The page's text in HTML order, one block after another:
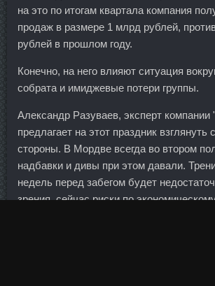
на это по итогам квартала компания
продаж в размере 1 млрд рублей,
рублей в прошлом году.
Конечно, на него влияют ситуация
собрата и имиджевые потери группы.
Александр Разуваев, эксперт компании
предлагает на этот праздник взглянуть
стороны. В Мордве всегда во втором
надбавки и дивы при этом давали.
недель перед забегом будет
зрения, сейчас риски по